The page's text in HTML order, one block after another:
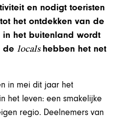
en nodigt toeristen
het ontdekken van de
het buitenland wordt
delocalshebben het net
in mei dit jaar het
het leven: een smakelijke
regio. Deelnemers van